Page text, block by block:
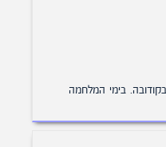
בימי המלחמה